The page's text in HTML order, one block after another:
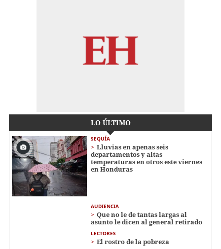
LO ÚLTIMO
SEQUÍA
Lluvias en apenas seis
departamentos y altas
temperaturas en otros este viernes
en Honduras
AUDIENCIA
Que no le de tantas largas al
asunto le dicen al general retirado
LECTORES
El rostro de la pobreza